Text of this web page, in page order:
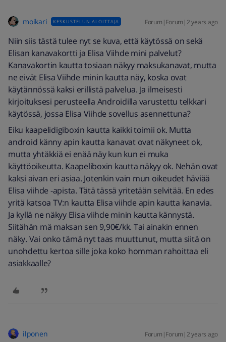
moikari KESKUSTELUN ALOITTAJA Forum|Forum|2 years ago
Niin siis tästä tulee nyt se kuva, että käytössä on sekä
Elisan kanavakortti ja Elisa Viihde mini palvelut?
Kanavakortin kautta tosiaan näkyy maksukanavat, mutta
ne eivät Elisa Viihde minin kautta näy, koska ovat
käytännössä kaksi erillistä palvelua. Ja ilmeisesti
kirjoituksesi perusteella Androidilla varustettu telkkari
käytössä, jossa Elisa Viihde sovellus asennettuna?
Eiku kaapelidigiboxin kautta kaikki toimii ok. Mutta
android känny apin kautta kanavat ovat näkyneet ok,
mutta yhtäkkiä ei enää näy kun kun ei muka
käyttöoikeutta. Kaapeliboxin kautta näkyy ok. Nehän ovat
kaksi aivan eri asiaa. Jotenkin vain mun oikeudet häviää
Elisa viihde -apista. Tätä tässä yritetään selvitää. En edes
yritä katsoa TV:n kautta Elisa viihde apin kautta kanavia.
Ja kyllä ne näkyy Elisa viihde minin kautta kännystä.
Siitähän mä maksan sen 9,90€/kk. Tai ainakin ennen
näky. Vai onko tämä nyt taas muuttunut, mutta siitä on
unohdettu kertoa sille joka koko homman rahoittaa eli
asiakkaalle?
ilponen Forum|Forum|2 years ago